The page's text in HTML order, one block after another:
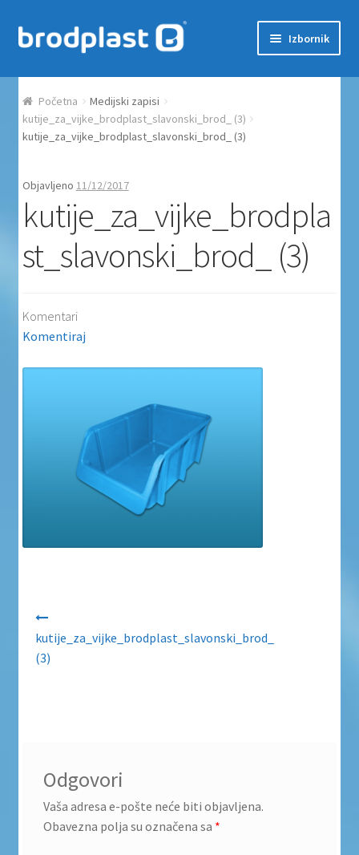
Preskoči na navigaciju
Skoči do sadržaja Izbornik
Početna
Auction Dashboard
Košarica
Moj račun
Proizvodi
Uvjeti poslovanja
Uvjeti poslovanja
Zaštita privatnosti
Zaštita privatnosti i uvjeti poslovanja
Početna
Medijski zapisi
kutije_za_vijke_brodplast_slavonski_brod_ (3)
kutije_za_vijke_brodplast_slavonski_brod_ (3)
Objavljeno 11/12/2017
kutije_za_vijke_brodpla
st_slavonski_brod_ (3)
Komentari
Komentiraj
kutije_za_vijke_brodplast_slavonski_brod_
(3)
Odgovori
Vaša adresa e-pošte neće biti objavljena.
Obavezna polja su označena sa *